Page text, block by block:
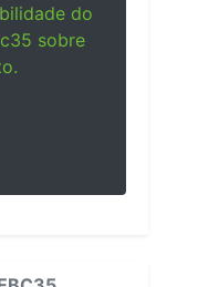
do
sobre